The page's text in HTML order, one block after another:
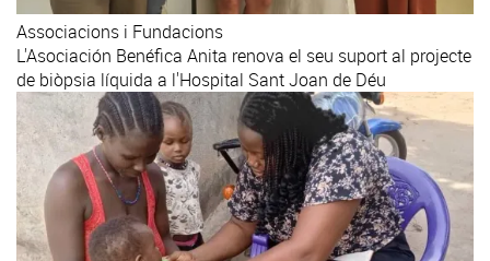
Associacions i Fundacions
L'Asociación Benéfica Anita renova el seu suport al projecte
de biòpsia líquida a l'Hospital Sant Joan de Déu